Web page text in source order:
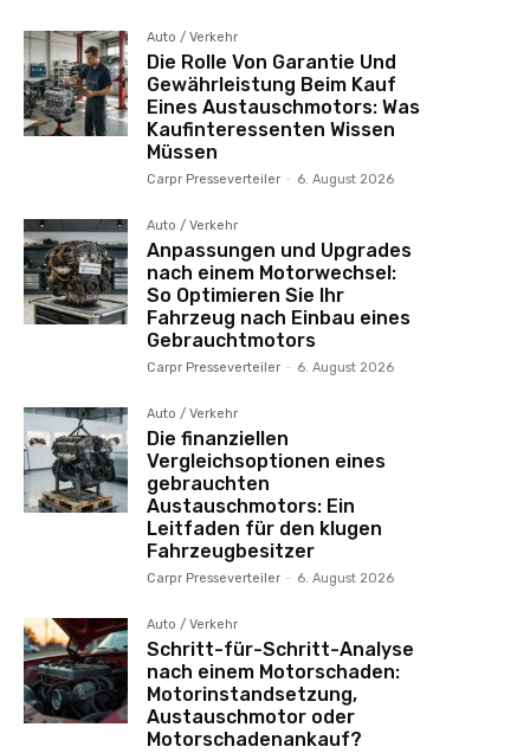
Auto / Verkehr
Die Rolle Von Garantie Und
Gewährleistung Beim Kauf
Eines Austauschmotors: Was
Kaufinteressenten Wissen
Müssen
Carpr Presseverteiler - 6. August 2026
Auto / Verkehr
Anpassungen und Upgrades
nach einem Motorwechsel:
So Optimieren Sie Ihr
Fahrzeug nach Einbau eines
Gebrauchtmotors
Carpr Presseverteiler - 6. August 2026
Auto / Verkehr
Die finanziellen
Vergleichsoptionen eines
gebrauchten
Austauschmotors: Ein
Leitfaden für den klugen
Fahrzeugbesitzer
Carpr Presseverteiler - 6. August 2026
Auto / Verkehr
Schritt-für-Schritt-Analyse
nach einem Motorschaden:
Motorinstandsetzung,
Austauschmotor oder
Motorschadenankauf?